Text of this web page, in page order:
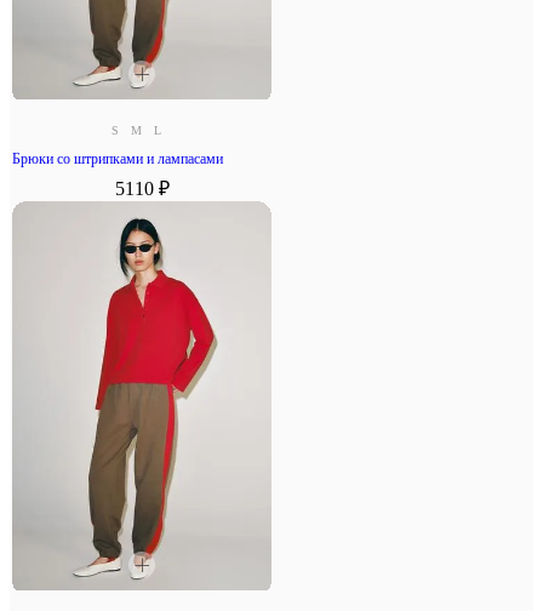
S M L
Брюки со штрипками и лампасами
5110 ₽